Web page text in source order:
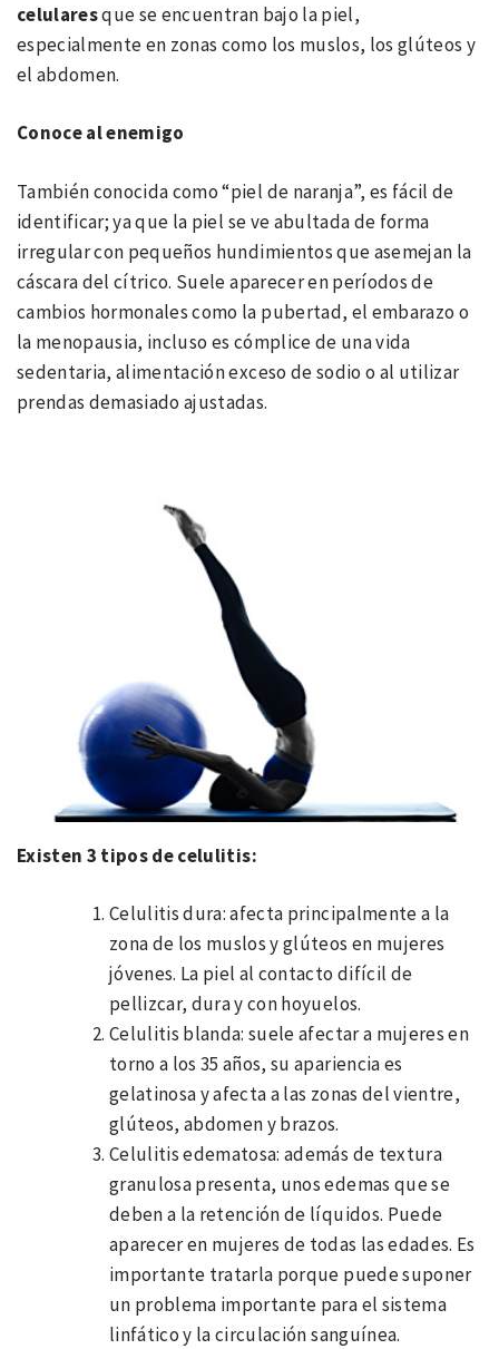
celularesque se encuentran bajo la piel,
especialmente en zonas como los muslos, los glúteos y
el abdomen.
Conoce al enemigo
También conocida como “piel de naranja”, es fácil de
identificar; ya que la piel se ve abultada de forma
irregular con pequeños hundimientos que asemejan la
cáscara del cítrico. Suele aparecer en períodos de
cambios hormonales como la pubertad, el embarazo o
la menopausia, incluso es cómplice de una vida
sedentaria, alimentación exceso de sodio o al utilizar
prendas demasiado ajustadas.
Existen 3 tipos de celulitis:
Celulitis dura: afecta principalmente a la
zona de los muslos y glúteos en mujeres
jóvenes. La piel al contacto difícil de
pellizcar, dura y con hoyuelos.
Celulitis blanda: suele afectar a mujeres en
torno a los 35 años, su apariencia es
gelatinosa y afecta a las zonas del vientre,
glúteos, abdomen y brazos.
Celulitis edematosa: además de textura
granulosa presenta, unos edemas que se
deben a la retención de líquidos. Puede
aparecer en mujeres de todas las edades. Es
importante tratarla porque puede suponer
un problema importante para el sistema
linfático y la circulación sanguínea.